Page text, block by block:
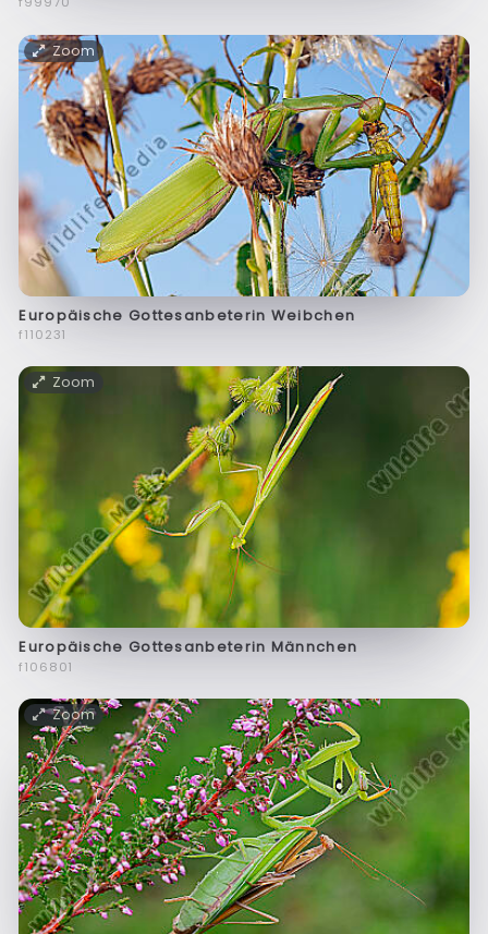
Zoom
Europäische Gottesanbeterin Weibchen
f110231
Zoom
Europäische Gottesanbeterin Männchen
f106801
Zoom